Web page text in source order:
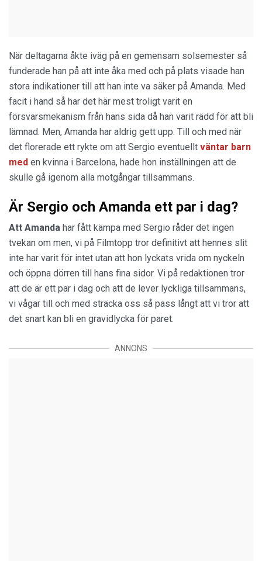
När deltagarna åkte iväg på en gemensam solsemester så
funderade han på att inte åka med och på plats visade han
stora indikationer till att han inte va säker på Amanda. Med
facit i hand så har det här mest troligt varit en
försvarsmekanism från hans sida då han varit rädd för att bli
lämnad. Men, Amanda har aldrig gett upp. Till och med när
det florerade ett rykte om att Sergio eventuellt väntar barn
med en kvinna i Barcelona, hade hon inställningen att de
skulle gå igenom alla motgångar tillsammans.
Är Sergio och Amanda ett par i dag?
Att Amanda har fått kämpa med Sergio råder det ingen
tvekan om men, vi på Filmtopp tror definitivt att hennes slit
inte har varit för intet utan att hon lyckats vrida om nyckeln
och öppna dörren till hans fina sidor. Vi på redaktionen tror
att de är ett par i dag och att de lever lyckliga tillsammans,
vi vågar till och med sträcka oss så pass långt att vi tror att
det snart kan bli en gravidlycka för paret.
ANNONS